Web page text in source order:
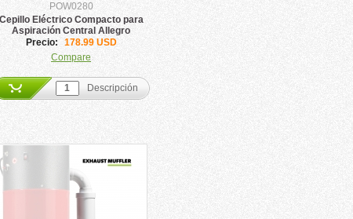
POW0280
Cepillo Eléctrico Compacto para
Aspiración Central Allegro
Precio:
178.99 USD
Compare
Descripción